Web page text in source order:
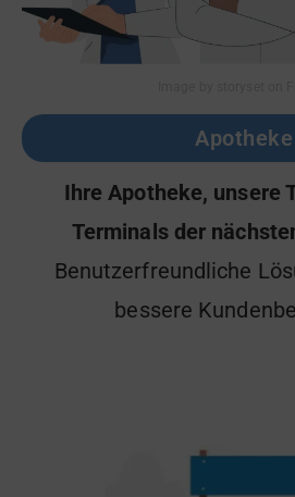
Apotheke
Ihre Apotheke, unsere
Terminals der
Benutzerfreundliche
bessere